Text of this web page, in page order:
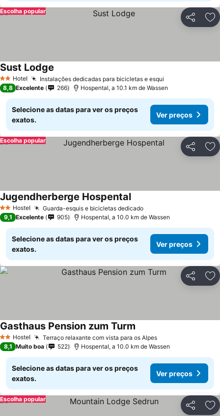
Partilhar
Escolha popular
2 Estrelas
Hotel Instalações dedicadas para bicicletas e esqui
Sust Lodge
8,8 Excelente 266 Hospental, a 10.1 km de Wassen
Selecione as datas para ver os preços
exatos.
Ver preços
Partilhar
Escolha popular
2 Estrelas
Hostel Guarda-esquis e bicicletas dedicado
Jugendherberge Hospental
9,1 Excelente 905 Hospental, a 10.0 km de Wassen
Selecione as datas para ver os preços
exatos.
Ver preços
Partilhar
2 Estrelas
Hostel Terraço relaxante com vista para os Alpes
Gasthaus Pension zum Turm
8,1 Muito boa 522 Hospental, a 10.0 km de Wassen
Selecione as datas para ver os preços
exatos.
Ver preços
Partilhar
Escolha popular